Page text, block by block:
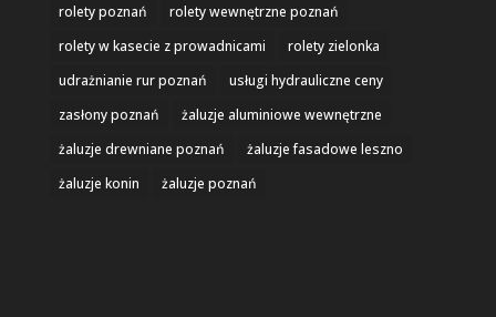
rolety poznań
rolety wewnętrzne poznań
rolety w kasecie z prowadnicami
rolety zielonka
udrażnianie rur poznań
usługi hydrauliczne ceny
zasłony poznań
żaluzje aluminiowe wewnętrzne
żaluzje drewniane poznań
żaluzje fasadowe leszno
żaluzje konin
żaluzje poznań